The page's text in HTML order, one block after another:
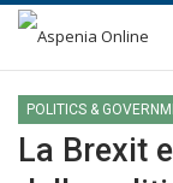
POLITICS &
La Brexit